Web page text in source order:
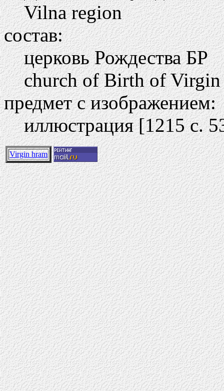
Vilna region
состав:
церковь Рождества БР
church of Birth of Virgin
предмет с изображением:
иллюстрация [1215 c.
Virgin hram